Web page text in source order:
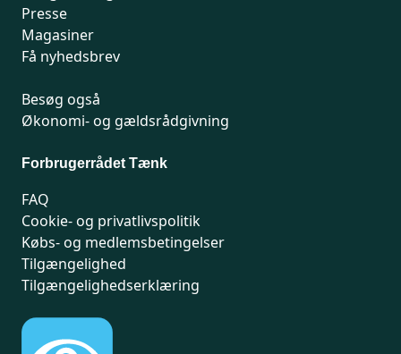
Presse
Magasiner
Få nyhedsbrev
Besøg også
Økonomi- og gældsrådgivning
Forbrugerrådet Tænk
FAQ
Cookie- og privatlivspolitik
Købs- og medlemsbetingelser
Tilgængelighed
Tilgængelighedserklæring